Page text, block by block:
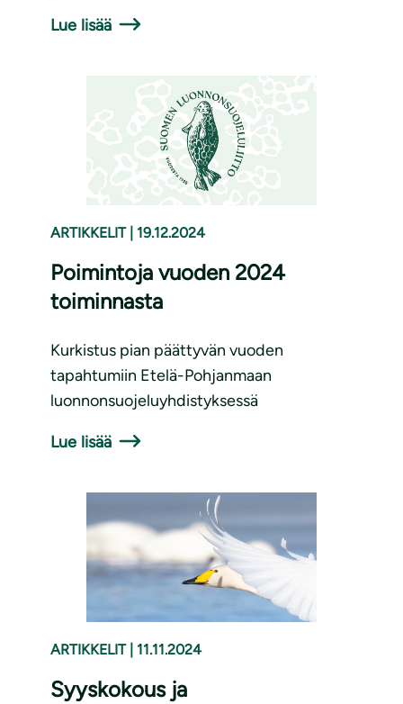
Lue lisää
ARTIKKELIT 19.12.2024
Poimintoja vuoden 2024
toiminnasta
Kurkistus pian päättyvän vuoden
tapahtumiin Etelä-Pohjanmaan
luonnonsuojeluyhdistyksessä
Lue lisää
ARTIKKELIT 11.11.2024
Syyskokous ja